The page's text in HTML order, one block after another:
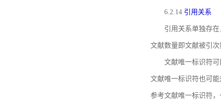
6.2.14 引用关系
引用关系单独存
文献数量即文献被引
文献唯一标识符
文献唯一标识符也可
参考文献唯一标识符